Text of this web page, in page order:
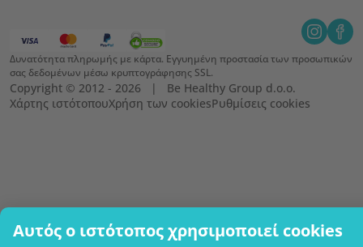
Αυτός ο ιστότοπος χρησιμοποιεί cookies
Δυνατότητα πληρωμής με κάρτα. Εγγυημένη προστασία των προσωπικών
σας δεδομένων μέσω κρυπτογράφησης SSL.
Copyright © 2012 - 2026   |   Be Healthy Group d.o.o.
Χάρτης ιστότοπουΧρήση των cookiesΡυθμίσεις cookies